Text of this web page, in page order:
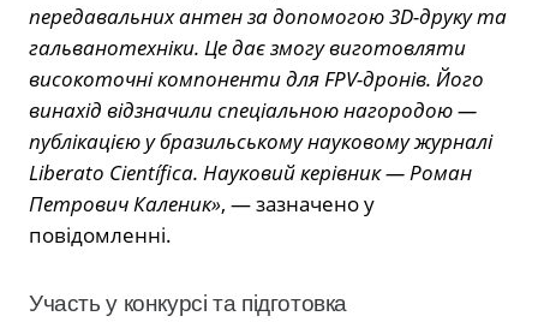
передавальних антен за допомогою 3D-друку та
гальванотехніки. Це дає змогу виготовляти
високоточні компоненти для FPV-дронів. Його
винахід відзначили спеціальною нагородою —
публікацією у бразильському науковому журналі
Liberato Científica. Науковий керівник — Роман
Петрович Каленик», — зазначено у
повідомленні.
Участь у конкурсі та підготовка